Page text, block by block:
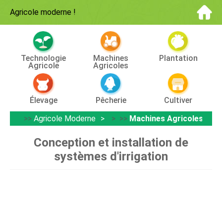
Agricole moderne !
Technologie
Agricole
Machines
Agricoles
Plantation
Élevage Pêcherie
Cultiver
>> Agricole Moderne > >> Machines Agricoles
Conception et installation de
systèmes d'irrigation